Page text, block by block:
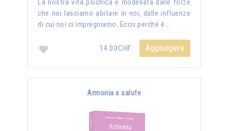
La nostra vita psichica è modellata dalle forze
che noi lasciamo abitare in noi, dalle influenze
di cui noi ci impregniamo. Ecco perché è …
14.00CHF Aggiungere
Armonia e salute